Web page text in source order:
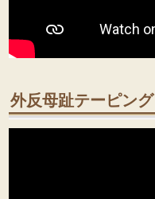
外反母趾テーピング